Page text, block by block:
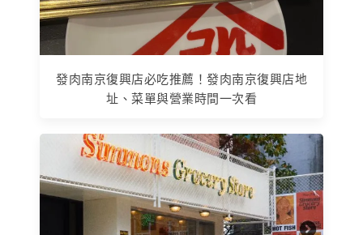
發肉南京復興店必吃推薦！發肉南京復興店地
址、菜單與營業時間一次看